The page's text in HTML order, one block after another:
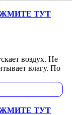
ТУТ
воздух. Не
влагу. По
ТУТ